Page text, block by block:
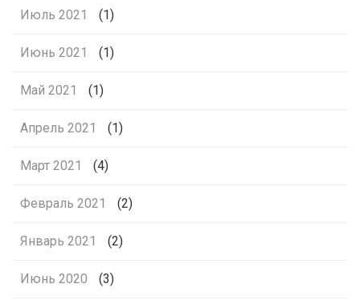
Июль 2021 (1)
Июнь 2021 (1)
Май 2021 (1)
Апрель 2021 (1)
Март 2021 (4)
Февраль 2021 (2)
Январь 2021 (2)
Июнь 2020 (3)